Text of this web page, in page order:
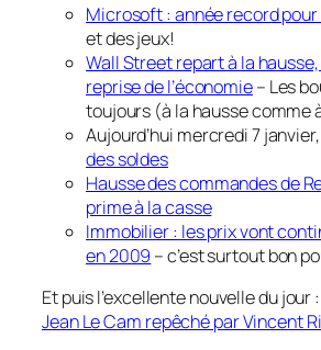
Microsoft : année record pour
et des jeux!
Wall Street repart à la
reprise de l’économie– Les
toujours (à la hausse comme
Aujourd’hui mercredi 7 janvier,
des soldes
Hausse des commandes de
prime à la casse
Immobilier : les prix vont
en 2009 – c’est surtout bon
Et puis l’excellente nouvelle du jour :
Jean Le Cam repêché par Vincent